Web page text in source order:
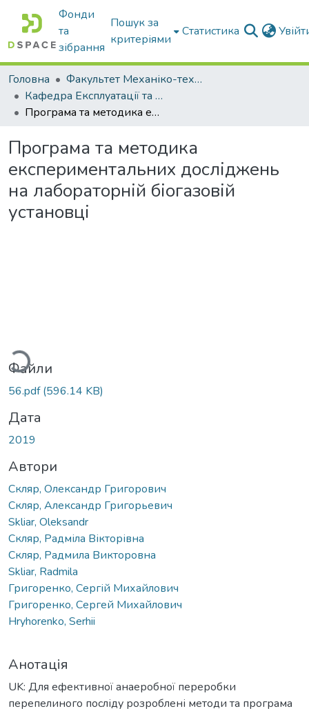
Фонди
та
зібрання
Пошук за
критеріями
Статистика
Головна
Факультет Механіко-технологічний
Кафедра Експлуатації та технічного сервісу машин
Програма та методика експериментальних досліджень на лабораторній біогазовій установці
Програма та методика
експериментальних досліджень
на лабораторній біогазовій
установці
Вантажиться...
Файли
56.pdf(596.14 KB)
Дата
2019
Автори
Скляр, Олександр Григорович
Скляр, Александр Григорьевич
Skliar, Oleksandr
Скляр, Радміла Вікторівна
Скляр, Радмила Викторовна
Skliar, Radmila
Григоренко, Сергій Михайлович
Григоренко, Сергей Михайлович
Hryhorenko, Serhii
Анотація
UK: Для ефективної анаеробної переробки
перепелиного посліду розроблені методи та програма